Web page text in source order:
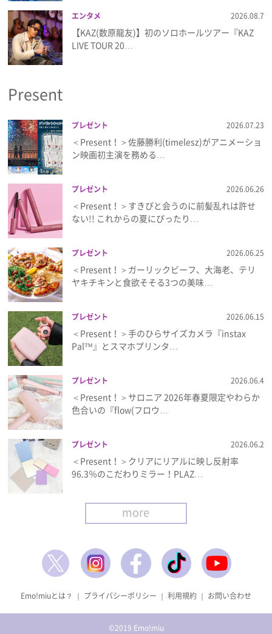
エンタメ 2026.08.7
【KAZ(数原龍友)】初のソロホールツアー『KAZ
LIVE TOUR 20…
Present
プレゼント 2026.07.23
＜Present！＞佐藤勝利(timelesz)がアニメーショ
ン映画初主演を務める…
プレゼント 2026.06.26
＜Present！＞すきぴと会うのに前髪乱れは許せ
ない!! これからの夏にぴったり…
プレゼント 2026.06.25
＜Present！＞ガーリックビーフ、大海老、テリ
ヤキチキンと食欲そそる3つの美味…
プレゼント 2026.06.15
＜Present！＞手のひらサイズカメラ『instax
Pal™』とスマホプリンタ…
プレゼント 2026.06.4
＜Present！＞サロニア 2026年春夏限定やわらか
色合いの『flow(フロウ…
プレゼント 2026.06.2
＜Present！＞クリアにリアルに映し反射率
96.3％のこだわりミラー！PLAZ…
more
Emo!miuとは？ ｜ プライバシーポリシー ｜ 利用規約 ｜ お問い合わせ
©2019 Emo!miu